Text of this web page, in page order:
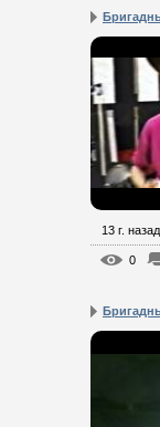
13 г. назад
0